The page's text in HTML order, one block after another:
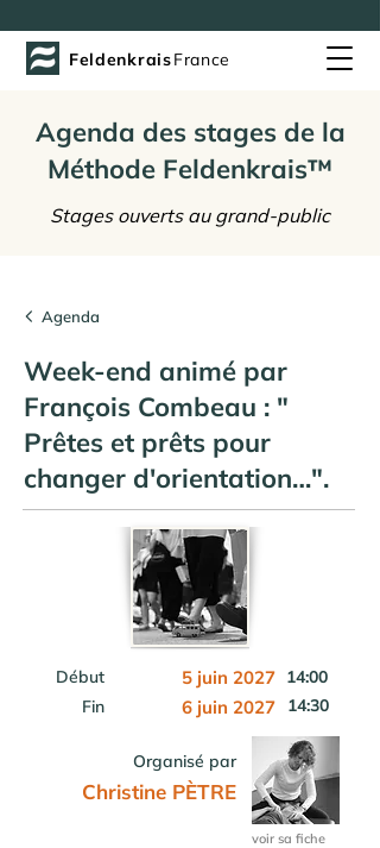
FeldenkraisFrance
Agenda des stages de la
Méthode Feldenkrais™
Stages ouverts au grand-public
Agenda
Week-end animé par
François Combeau : "
Prêtes et prêts pour
changer d'orientation…".
Début 5 juin 2027 14:00
Fin
6 juin 2027 14:30
Organisé par
Christine PÈTRE
voir sa fiche